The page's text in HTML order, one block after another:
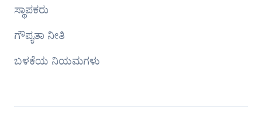
ಸ್ಥಾಪಕರು
ಗೌಪ್ಯತಾ ನೀತಿ
ಬಳಕೆಯ ನಿಯಮಗಳು